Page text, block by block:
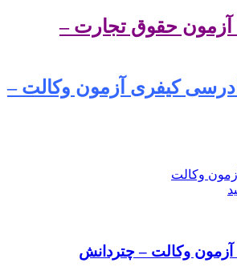
آزمون حقوق تجارت –
دادرسی کیفری آزمون وکالت –